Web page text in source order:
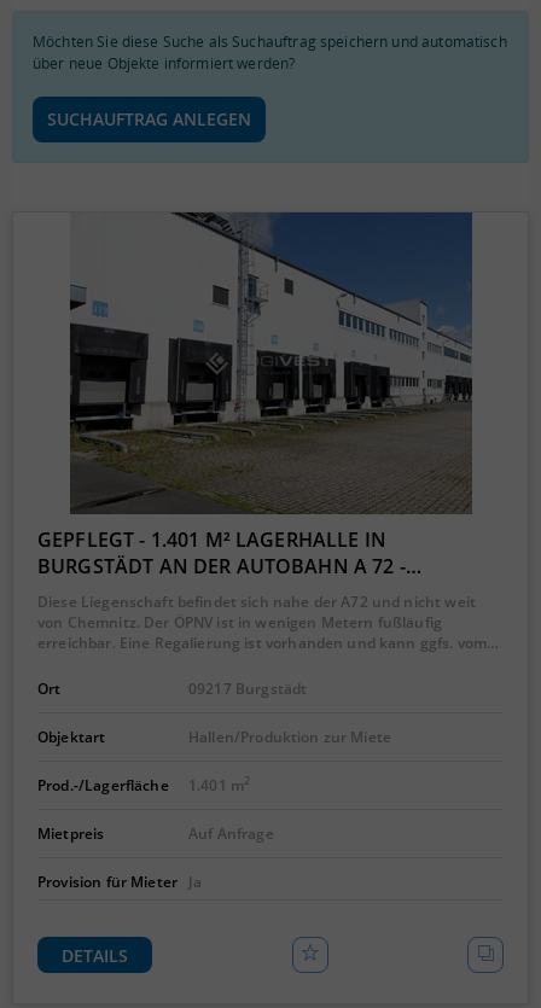
Möchten Sie diese Suche als Suchauftrag speichern und automatisch
über neue Objekte informiert werden?
SUCHAUFTRAG ANLEGEN
GEPFLEGT - 1.401 M² LAGERHALLE IN
BURGSTÄDT AN DER AUTOBAHN A 72 -…
Diese Liegenschaft befindet sich nahe der A72 und nicht weit
von Chemnitz. Der ÖPNV ist in wenigen Metern fußläufig
erreichbar. Eine Regalierung ist vorhanden und kann ggfs. vom…
Ort 09217 Burgstädt
Objektart Hallen/Produktion zur Miete
Prod.-/Lagerfläche 1.401 m2
Mietpreis Auf Anfrage
Provision für Mieter Ja
DETAILS